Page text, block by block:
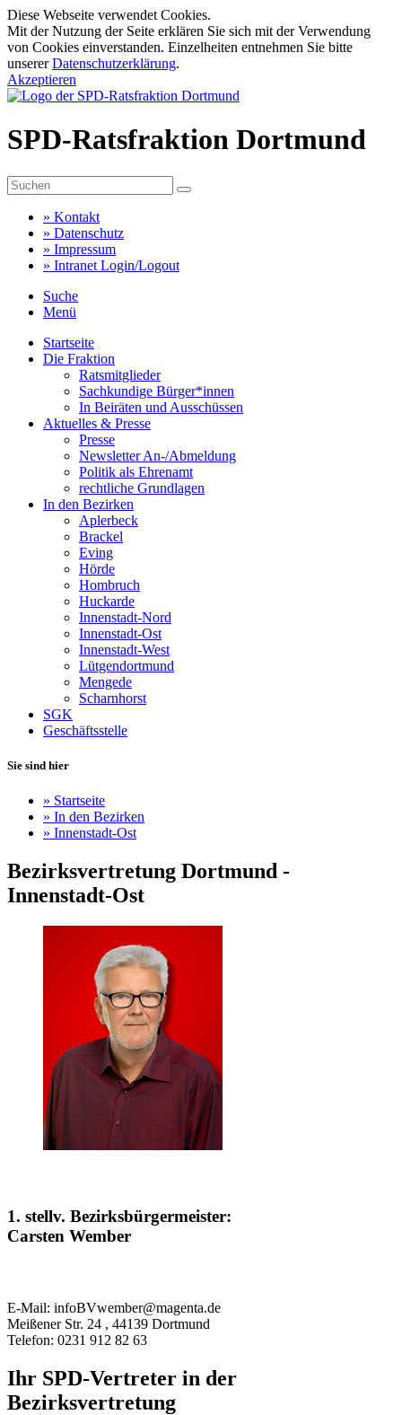
Diese Webseite verwendet Cookies.
Mit der Nutzung der Seite erklären Sie sich mit der Verwendung
von Cookies einverstanden. Einzelheiten entnehmen Sie bitte
unsererDatenschutzerklärung.
Akzeptieren
SPD-Ratsfraktion Dortmund
» Kontakt
» Datenschutz
» Impressum
» Intranet Login/Logout
Suche
Menü
Startseite
Die Fraktion
Ratsmitglieder
Sachkundige Bürger*innen
In Beiräten und Ausschüssen
Aktuelles & Presse
Presse
Newsletter An-/Abmeldung
Politik als Ehrenamt
rechtliche Grundlagen
In den Bezirken
Aplerbeck
Brackel
Eving
Hörde
Hombruch
Huckarde
Innenstadt-Nord
Innenstadt-Ost
Innenstadt-West
Lütgendortmund
Mengede
Scharnhorst
SGK
Geschäftsstelle
Sie sind hier
» Startseite
» In den Bezirken
» Innenstadt-Ost
Bezirksvertretung Dortmund -
Innenstadt-Ost
1. stellv. Bezirksbürgermeister:
Carsten Wember
E-Mail: infoBVwember@magenta.de
Meißener Str. 24 , 44139 Dortmund
Telefon: 0231 912 82 63
Ihr SPD-Vertreter in der
Bezirksvertretung